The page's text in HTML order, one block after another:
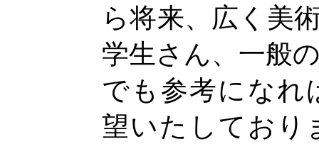
ら将来、広く美
学生さん、一般
でも参考になれ
望いたしており